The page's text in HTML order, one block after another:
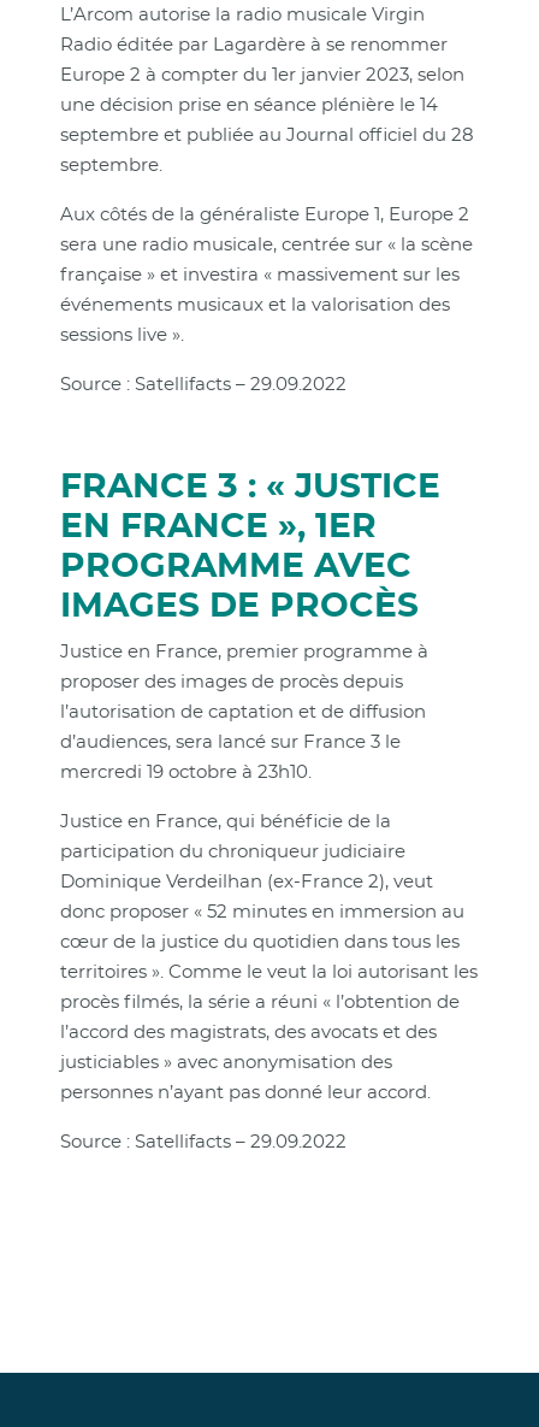
L’Arcom autorise la radio musicale Virgin
Radio éditée par Lagardère à se renommer
Europe 2 à compter du 1er janvier 2023, selon
une décision prise en séance plénière le 14
septembre et publiée au Journal officiel du 28
septembre.
Aux côtés de la généraliste Europe 1, Europe 2
sera une radio musicale, centrée sur « la scène
française » et investira « massivement sur les
événements musicaux et la valorisation des
sessions live ».
Source : Satellifacts – 29.09.2022
FRANCE 3 : « JUSTICE
EN FRANCE », 1ER
PROGRAMME AVEC
IMAGES DE PROCÈS
Justice en France, premier programme à
proposer des images de procès depuis
l’autorisation de captation et de diffusion
d’audiences, sera lancé sur France 3 le
mercredi 19 octobre à 23h10.
Justice en France, qui bénéficie de la
participation du chroniqueur judiciaire
Dominique Verdeilhan (ex-France 2), veut
donc proposer « 52 minutes en immersion au
cœur de la justice du quotidien dans tous les
territoires ». Comme le veut la loi autorisant les
procès filmés, la série a réuni « l’obtention de
l’accord des magistrats, des avocats et des
justiciables » avec anonymisation des
personnes n’ayant pas donné leur accord.
Source : Satellifacts – 29.09.2022